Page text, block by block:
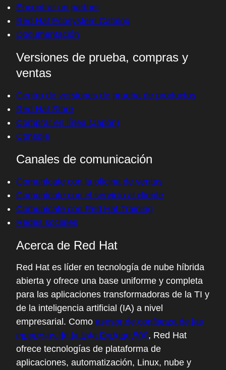
Soporte al cliente
Recursos para desarrolladores
Encontrar un partner
Red Hat Ecosystem Catalog
Documentación
Versiones de prueba, compras y
ventas
Centro de versiones de prueba de productos
Red Hat Store
Comprar en línea (Japón)
Canales de comunicación
Comunícate con la oficina de ventas
Comunícate con el servicio al cliente
Comunícate con Red Hat Training
Acerca de Red Hat
Red Hat es líder en tecnología de nube híbrida
abierta y ofrece una base uniforme y completa
para las aplicaciones transformadoras de la TI y
de la inteligencia artificial (IA) a nivel
empresarial. Como
asesor de confianza de las